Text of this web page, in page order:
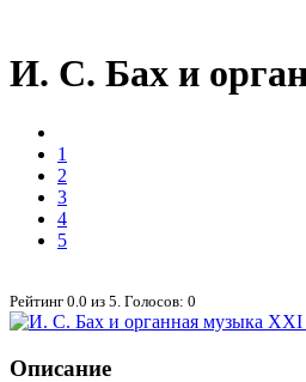
И. С. Бах и
1
2
3
4
5
Рейтинг 0.0 из 5 . Голосов: 0
Описание